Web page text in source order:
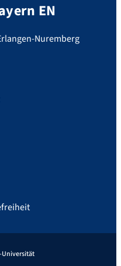
EN
Nuremberg
Universität